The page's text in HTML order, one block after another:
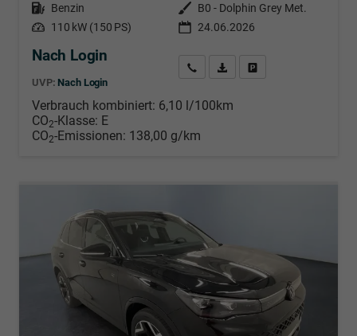
Kraftstoff Benzin Außenfarbe
B0 - Dolphin Grey Met.
Leistung 110 kW (150 PS) 24.06.2026
Nach Login
UVP: Nach Login
Wir rufen Sie anPDF-Datei, Fahrzeugexposé
Verbrauch kombiniert: 6,10 l/100km
CO2-Klasse: E
CO2-Emissionen: 138,00 g/km